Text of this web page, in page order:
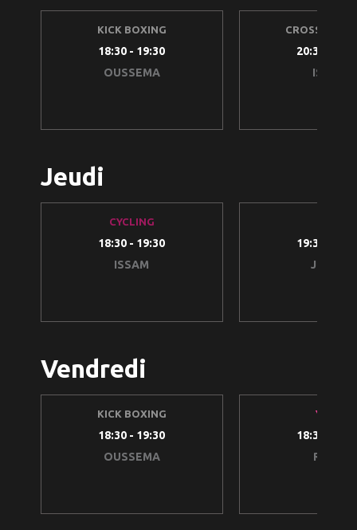
KICK BOXING
18:30 - 19:30
OUSSEMA
CROSS
20:30 -
ISSAM
Jeudi
CYCLING
18:30 - 19:30
ISSAM
19:30 -
JIHENE
Vendredi
KICK BOXING
18:30 - 19:30
OUSSEMA
YOGA
18:30 -
RANIA